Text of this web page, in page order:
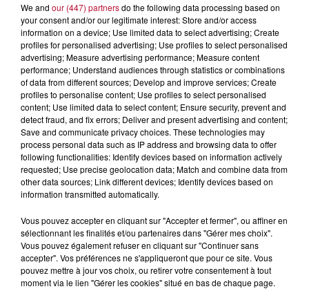
Lecture (47 min 52 sec)
RTS
13 avril 2022 - 47 min 52 sec
DIDIER BOURDON, L’INCONNU LE PLUS
CONNU DE FRANCE EN INTERVIEW CARRÉ
VIP
Didier Bourdon est l’une des figures les plus populaires
de France. Il est actuellement au cœur de l’actu avec
deux films en salle “Permis de Construire” et “Mes très
chers enfants”, mais aussi un premier album solo “Le
Bourdon” ! Plutôt discret en général, Didier Bourdon
est passé rendre visite à Nico pour se confier sur son
We and our (447) partnersdo the following data processing based on
your consent and/or our legitimate interest: Store and/or access
information on a device; Use limited data to select advertising; Create
profiles for personalised advertising; Use profiles to select personalised
advertising; Measure advertising performance; Measure content
performance; Understand audiences through statistics or combinations
of data from different sources; Develop and improve services; Create
profiles to personalise content; Use profiles to select personalised
content; Use limited data to select content; Ensure security, prevent and
detect fraud, and fix errors; Deliver and present advertising and content;
Save and communicate privacy choices. These technologies may
process personal data such as IP address and browsing data to offer
following functionalities: Identify devices based on information actively
requested; Use precise geolocation data; Match and combine data from
other data sources; Link different devices; Identify devices based on
information transmitted automatically.
Vous pouvez accepter en cliquant sur "Accepter et fermer", ou affiner en
sélectionnant les finalités et/ou partenaires dans "Gérer mes choix".
Vous pouvez également refuser en cliquant sur "Continuer sans
accepter". Vos préférences ne s'appliqueront que pour ce site. Vous
pouvez mettre à jour vos choix, ou retirer votre consentement à tout
moment via le lien "Gérer les cookies" situé en bas de chaque page.